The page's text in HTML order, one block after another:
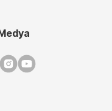
Instagram
Youtube